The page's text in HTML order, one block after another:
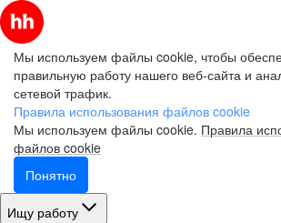
Мы используем файлы cookie, чтобы
правильную работу нашего веб-сайта и
сетевой трафик.
Правила использования файлов cookie
Мы используем файлы cookie. Правила
файлов cookie
Понятно
Ищу работу